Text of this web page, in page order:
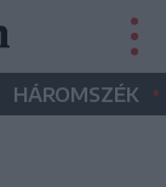
HÁROMSZÉK •